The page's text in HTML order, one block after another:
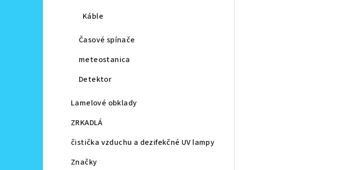
Káble
Časové spínače
meteostanica
Detektor
Lamelové obklady
ZRKADLÁ
čistička vzduchu a dezifekčné UV lampy
Značky